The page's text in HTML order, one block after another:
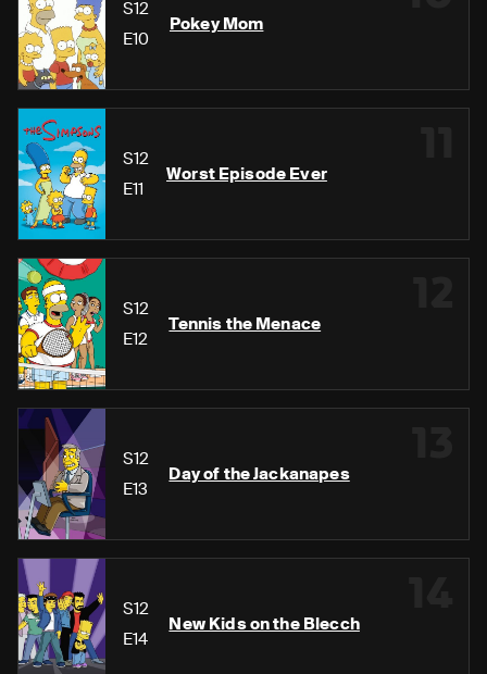
S12
E10
Pokey Mom
S12
E11
Worst Episode Ever
S12
E12
Tennis the Menace
S12
E13
Day of the Jackanapes
S12
E14
New Kids on the Blecch